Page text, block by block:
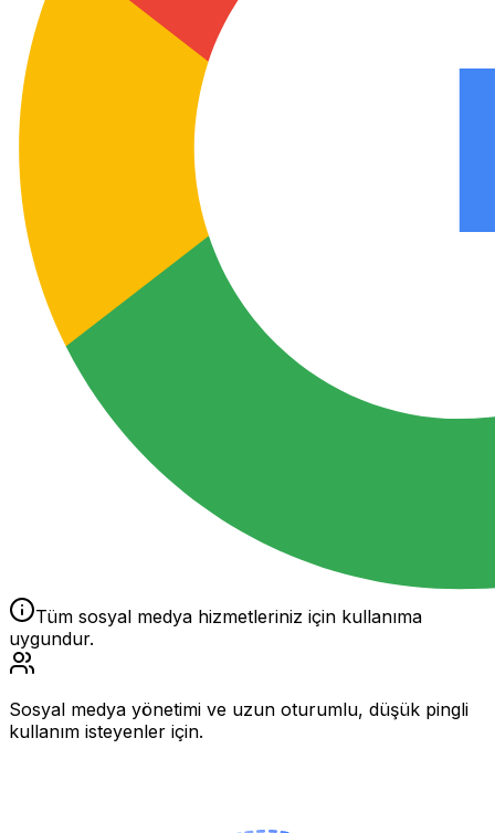
Tüm sosyal medya hizmetleriniz için kullanıma
uygundur.
Sosyal medya yönetimi ve uzun oturumlu, düşük pingli
kullanım isteyenler için.